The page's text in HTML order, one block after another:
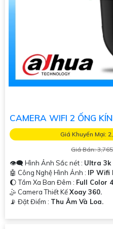
CAMERA WIFI 2 ỐNG
Giá Khuyến Mại:
Giá Bán:
👁️‍🗨 Hình Ảnh Sắc nét : Ultra 3k
🤖️ Công Nghệ Hình Ảnh : IP Wifi
🌔 Tầm Xa Ban Đêm : Full Color
🤹 Camera Thiết KếXoay 360.
️📡 Đặt Điểm : Thu Âm Và Loa.